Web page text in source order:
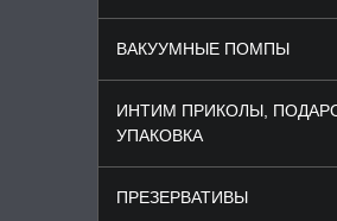
ВАКУУМНЫЕ ПОМПЫ
ИНТИМ ПРИКОЛЫ,
УПАКОВКА
ПРЕЗЕРВАТИВЫ